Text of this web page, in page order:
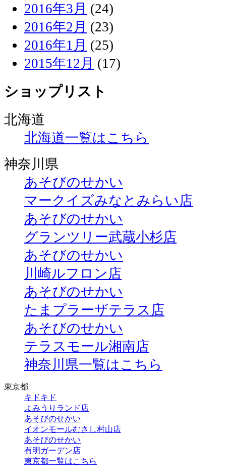
2016年3月 (24)
2016年2月 (23)
2016年1月 (25)
2015年12月 (17)
ショップリスト
北海道
北海道一覧はこちら
神奈川県
あそびのせかい
マークイズみなとみらい店
あそびのせかい
グランツリー武蔵小杉店
あそびのせかい
川崎ルフロン店
あそびのせかい
たまプラーザテラス店
あそびのせかい
テラスモール湘南店
神奈川県一覧はこちら
東京都
キドキド
よみうりランド店
あそびのせかい
イオンモールむさし村山店
あそびのせかい
有明ガーデン店
東京都一覧はこちら